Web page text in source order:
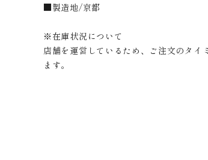
■製造地/京都
※在庫状況について
店舗を運営しているため、ご注文のタ
ます。